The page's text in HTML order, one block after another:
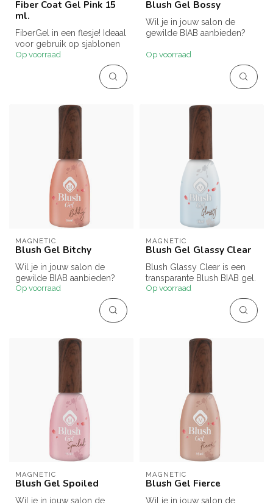
Fiber Coat Gel Pink 15
ml.
FiberGel in een flesje! Ideaal
voor gebruik op sjablonen
en tips, maar ook om na...
Op voorraad
Blush Gel Bossy
Wil je in jouw salon de
gewilde BIAB aanbieden?
idea...
Op voorraad
MAGNETIC
Blush Gel Bitchy
Wil je in jouw salon de
gewilde BIAB aanbieden?
Blush Gels zijn hiervoor de
Op voorraad
MAGNETIC
Blush Gel Glassy Clear
Blush Glassy Clear is een
transparante Blush BIAB gel.
Op voorraad
MAGNETIC
Blush Gel Spoiled
Wil je in jouw salon de
MAGNETIC
Blush Gel Fierce
Wil je in jouw salon de